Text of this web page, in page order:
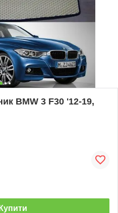
BMW 3 F30 '12-19,
Купити